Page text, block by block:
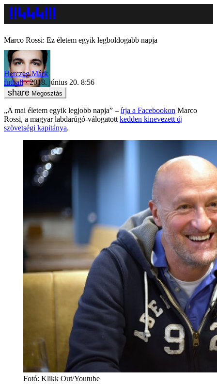
Marco Rossi: Ez életem egyik legboldogabb napja
Herczeg Márk
futball
2018. június 20. 8:56
Megosztás
„A mai életem egyik legjobb napja” – írja a Facebookon Marco
Rossi, a magyar labdarúgó-válogatott kedden kinevezett új
szövetségi kapitánya.
Fotó: Klikk Out/Youtube